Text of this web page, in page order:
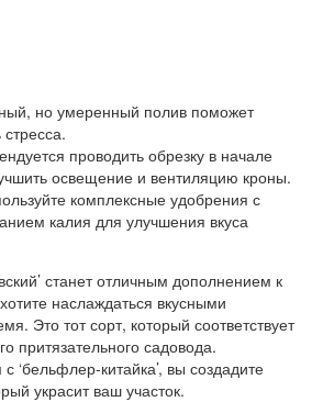
но умеренный полив поможет
проводить обрезку в начале
освещение и вентиляцию кроны.
комплексные удобрения с
калия для улучшения вкуса
станет отличным дополнением к
наслаждаться вкусными
Это тот сорт, который соответствует
притязательного садовода.
‘бельфлер-китайка’, вы создадите
украсит ваш участок.